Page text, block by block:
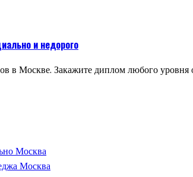
и недорого
в Москве. Закажите диплом любого уровня
Москва
Москва